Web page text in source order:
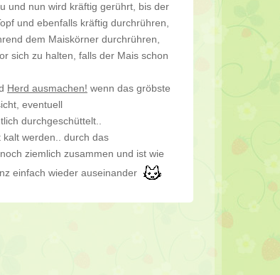
und nun wird kräftig gerührt, bis der
und ebenfalls kräftig durchrühren,
dem Maiskörner durchrühren,
sich zu halten, falls der Mais schon
Herd ausmachen! wenn das gröbste
eventuell
durchgeschüttelt..
werden.. durch das
ziemlich zusammen und ist wie
einfach wieder auseinander